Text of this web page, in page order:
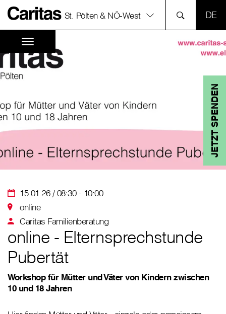
St. Pölten & NÖ-West
JETZT SPENDEN
15.01.26 / 08:30 - 10:00
online
Caritas Familienberatung
online - Elternsprechstunde
Pubertät
Workshop für Mütter und Väter von Kindern zwischen
10 und 18 Jahren